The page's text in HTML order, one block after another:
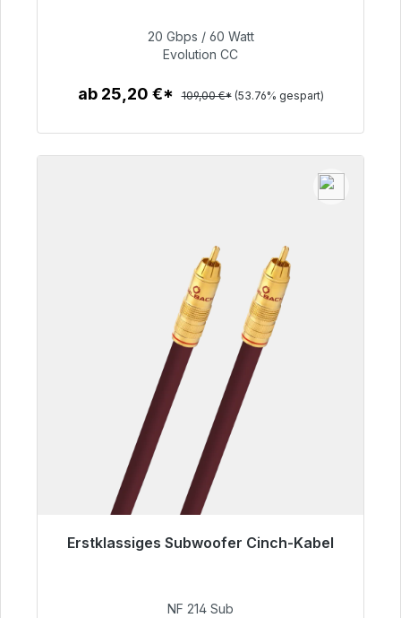
50,40 €
20 Gbps / 60 Watt
Evolution CC
ab 25,20 €* 109,00 €* (53.76% gespart)
Erstklassiges Subwoofer Cinch-Kabel
94,00 €
NF 214 Sub